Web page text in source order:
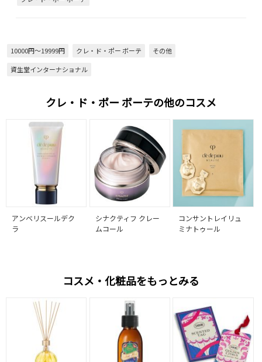
10000円～19999円 クレ・ド・ポー ボーテ
その他
資生堂インターナショナル
クレ・ド・ポー ボーテの他のコスメ
アンベリスールデク
ラ
シナクティフ クレー
ムコール
コンサントレイリュ
ミナトゥール
コスメ・化粧品をもっとみる